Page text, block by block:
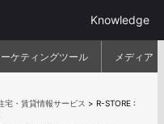
Knowledge
ケティングツール メディア
宅・賃貸情報サービス >R-STORE :